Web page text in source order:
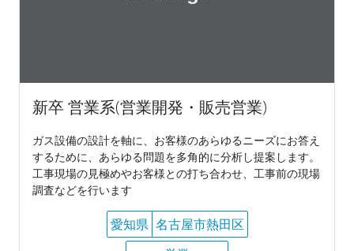
新卒 営業系(営業開発・販売営業)
ガス設備の設計を軸に、お客様のあらゆるニーズにお答え
するために、あらゆる問題を多角的に分析し提案します。
工事現場の見極めやお客様との打ち合わせ、工事前の現場
調査などを行います
愛知県 名古屋市熱田区